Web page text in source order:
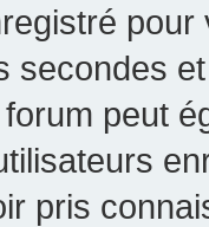
pour
secondes
forum peut
pris